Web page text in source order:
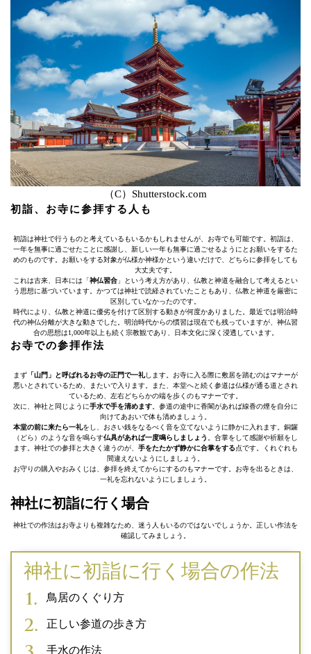
（C）Shutterstock.com
初詣、お寺に参拝する人も
初詣は神社で行うものと考えているもいるかもしれませんが、お寺でも可能です。初詣は、
一年を無事に過ごせたことに感謝し、新しい一年も無事に過ごせるようにとお願いをするた
めのものです。お願いをする対象が仏様か神様かという違いだけで、どちらに参拝をしても
大丈夫です。
これは古来、日本には「神仏習合 」という考え方があり、仏教と神道を融合して考えるとい
う思想に基づいています。かつては神社で読経されていたこともあり、仏教と神道を厳密に
区別していなかったのです。
時代により、仏教と神道に優劣を付けて区別する動きが何度かありました。最近では明治時
代の神仏分離が大きな動きでした。明治時代からの慣習は現在でも残っていますが、神仏習
合の思想は1,000年以上も続く宗教観であり、日本文化に深く浸透しています。
お寺での参拝作法
まず 「山門」と呼ばれるお寺の正門で一礼します。お寺に入る際に敷居を踏むのはマナーが
悪いとされているため、またいで入ります。また、本堂へと続く参道は仏様が通る道とされ
ているため、左右どちらかの端を歩くのもマナーです。
次に、神社と同じように手水で手を清めます 。参道の途中に香閣があれば線香の煙を自分に
向けてあおいで体も清めましょう。
本堂の前に来たら一礼をし、おさい銭をなるべく音を立てないように静かに入れます。銅鑼
（どら）のような音を鳴らす仏具があれば一度鳴らしましょう
。合掌をして感謝や祈願をし
ます。神社での参拝と大きく違うのが、 手をたたかず静かに合掌をする点です。くれぐれも
間違えないようにしましょう。
お守りの購入やおみくじは、参拝を終えてからにするのもマナーです。お寺を出るときは、
一礼を忘れないようにしましょう。
神社に初詣に行く場合
神社での作法はお寺よりも複雑なため、迷う人もいるのではないでしょうか。正しい作法を
確認してみましょう。
神社に初詣に行く場合の作法
鳥居のくぐり方
正しい参道の歩き方
手水の作法